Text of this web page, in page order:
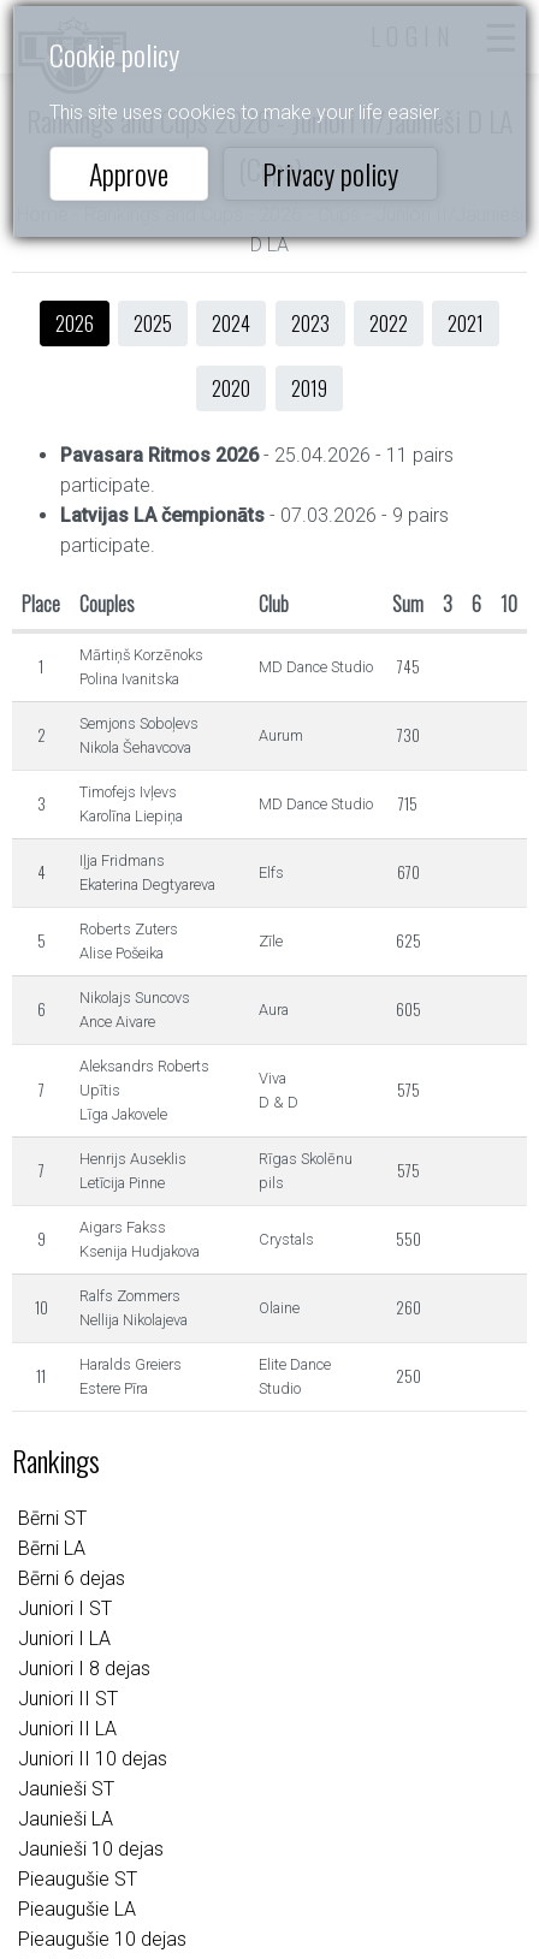
Cookie policy
This site uses cookies to make your life easier.
Approve Privacy policy
Rankings and Cups 2026 - Juniori II/Jaunieši D LA
(Cups)
D LA
2026 2025 2024 2023 2022 2021
2020 2019
Pavasara Ritmos 2026- 25.04.2026 - 11 pairs
participate.
Latvijas LA čempionāts - 07.03.2026 - 9 pairs
participate.
Place Couples Club Sum 3 6 10
1
Mārtiņš Korzēnoks
Polina Ivanitska
MD Dance Studio 745
2
Semjons Soboļevs
Nikola Šehavcova
Aurum 730
3
Timofejs Ivļevs
Karolīna Liepiņa
MD Dance Studio 715
4
Iļja Fridmans
Ekaterina Degtyareva
Elfs 670
5
Roberts Zuters
Alise Pošeika
Zīle 625
6
Nikolajs Suncovs
Ance Aivare
Aura 605
7
Aleksandrs Roberts
Upītis
Līga Jakovele
Viva
D & D
575
7
Henrijs Auseklis
Letīcija Pinne
Rīgas Skolēnu
pils
575
9
Aigars Fakss
Ksenija Hudjakova
Crystals 550
10
Ralfs Zommers
Nellija Nikolajeva
Olaine 260
11
Haralds Greiers
Estere Pīra
Elite Dance
Studio
250
Rankings
Bērni ST
Bērni LA
Bērni 6 dejas
Juniori I ST
Juniori I LA
Juniori I 8 dejas
Juniori II ST
Juniori II LA
Juniori II 10 dejas
Jaunieši ST
Jaunieši LA
Jaunieši 10 dejas
Pieaugušie ST
Pieaugušie LA
Pieaugušie 10 dejas